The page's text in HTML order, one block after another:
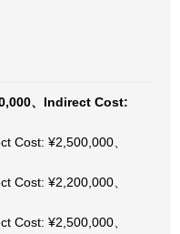
、Indirect Cost:
Cost: ¥2,500,000、
Cost: ¥2,200,000、
Cost: ¥2,500,000、